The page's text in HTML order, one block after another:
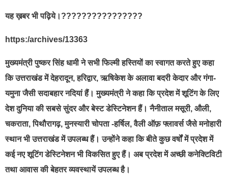
यह ख़बर भी पढ़िये।????????????????
https:/archives/13363
मुख्यमंत्री पुष्कर सिंह धामी ने सभी फिल्मी हस्तियों का स्वागत करते हुए कहा
कि उत्तराखंड में देहरादून, हरिद्वार, ऋषिकेश के अलावा बदरी केदार और गंगा-
यमुना जैसी सदाबहार नदियां हैं। मुख्यमंत्री ने कहा कि प्रदेश में शूटिंग के लिए
देश दुनिया की सबसे सुंदर और बेस्ट डेस्टिनेशन हैं। नैनीताल मसूरी, औली,
चकराता, पिथौरागढ़, मुनस्यारी चोपता -हर्षिल, वैली ऑफ़ फ्लावर्स जैसे मनोहारी
स्थान भी उत्तराखंड में उपलब्ध हैं। उन्होंने कहा कि बीते कुछ वर्षों में प्रदेश में
कई नए शूटिंग डेस्टिनेशन भी विकसित हुए हैं। अब प्रदेश में अच्छी कनेक्टिविटी
तथा आवास की बेहतर व्यवस्थायें उपलब्ध है।